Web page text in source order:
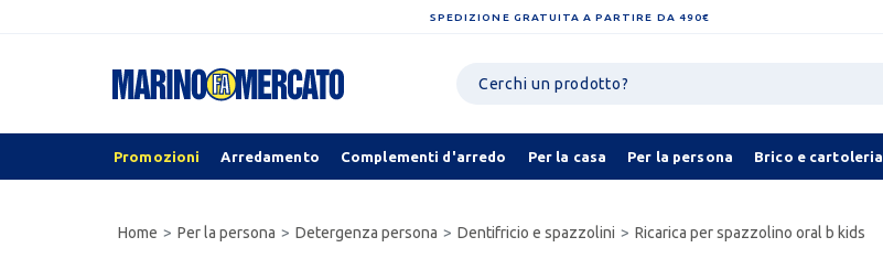
SPEDIZIONE GRATUITA A PARTIRE DA 490€
Promozioni Arredamento Complementi d'arredo Per la casa Per la persona Brico e cartoleria
Home Per la persona Detergenza persona Dentifricio e spazzolini Ricarica per spazzolino oral b kids